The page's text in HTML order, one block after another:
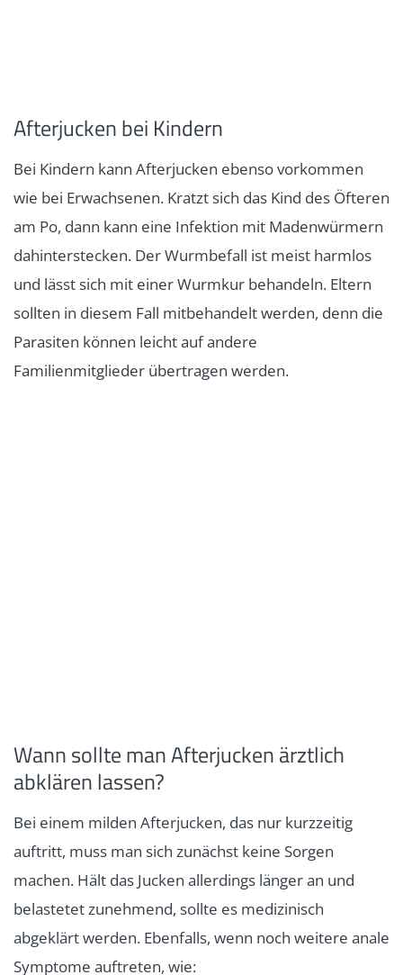
Afterjucken bei Kindern
Bei Kindern kann Afterjucken ebenso vorkommen
wie bei Erwachsenen. Kratzt sich das Kind des Öfteren
am Po, dann kann eine Infektion mit Madenwürmern
dahinterstecken. Der Wurmbefall ist meist harmlos
und lässt sich mit einer Wurmkur behandeln. Eltern
sollten in diesem Fall mitbehandelt werden, denn die
Parasiten können leicht auf andere
Familienmitglieder übertragen werden.
Wann sollte man Afterjucken ärztlich
abklären lassen?
Bei einem milden Afterjucken, das nur kurzzeitig
auftritt, muss man sich zunächst keine Sorgen
machen. Hält das Jucken allerdings länger an und
belastetet zunehmend, sollte es medizinisch
abgeklärt werden. Ebenfalls, wenn noch weitere anale
Symptome auftreten, wie: